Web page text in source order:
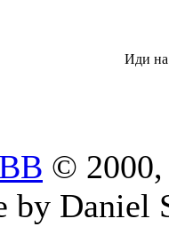
Иди
© 2000,
by Daniel